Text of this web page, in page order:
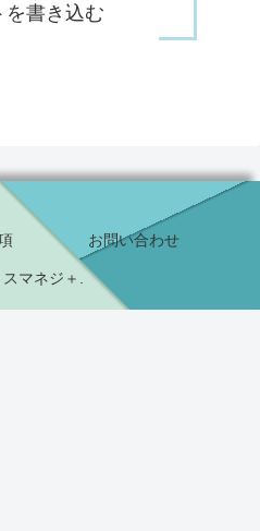
を書き込む
お問い合わせ
マネジ＋.